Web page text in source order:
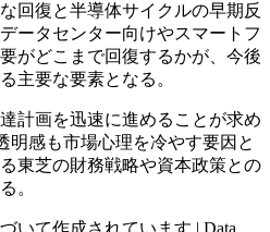
回復と半導体サイクルの早期反
ータセンター向けやスマートフ
がどこまで回復するかが、今後
主要な要素となる。
計画を迅速に進めることが求め
明感も市場心理を冷やす要因と
東芝の財務戦略や資本政策との
。